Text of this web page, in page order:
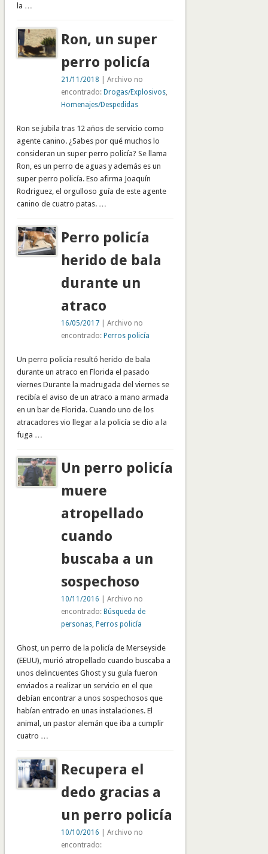
la …
Ron, un super
perro policía
21/11/2018 | Archivo no
encontrado: Drogas/Explosivos,
Homenajes/Despedidas
Ron se jubila tras 12 años de servicio como
agente canino. ¿Sabes por qué muchos lo
consideran un super perro policía? Se llama
Ron, es un perro de aguas y además es un
super perro policía. Eso afirma Joaquín
Rodriguez, el orgulloso guía de este agente
canino de cuatro patas. …
Perro policía
herido de bala
durante un
atraco
16/05/2017| Archivo no
encontrado: Perros policía
Un perro policía resultó herido de bala
durante un atraco en Florida el pasado
viernes Durante la madrugada del viernes se
recibía el aviso de un atraco a mano armada
en un bar de Florida. Cuando uno de los
atracadores vio llegar a la policía se dio a la
fuga …
Un perro policía
muere
atropellado
cuando
buscaba a un
sospechoso
10/11/2016 | Archivo no
encontrado: Búsqueda de
personas, Perros policía
Ghost, un perro de la policía de Merseyside
(EEUU), murió atropellado cuando buscaba a
unos delincuentes Ghost y su guía fueron
enviados a realizar un servicio en el que
debían encontrar a unos sospechosos que
habían entrado en unas instalaciones. El
animal, un pastor alemán que iba a cumplir
cuatro …
Recupera el
dedo gracias a
un perro policía
10/10/2016 | Archivo no
encontrado: